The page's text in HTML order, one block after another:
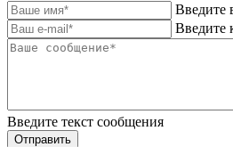
Введите
Введите
Введите текст сообщения
Отправить